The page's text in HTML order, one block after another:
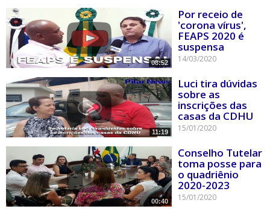
08:52
Por receio de
'corona vírus',
FEAPS 2020 é
suspensa
14/03/2020
11:19
Luci tira dúvidas
sobre as
inscrições das
casas da CDHU
15/01/2020
00:40
Conselho Tutelar
toma posse para
o quadriênio
2020-2023
15/01/2020